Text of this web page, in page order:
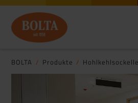
BOLTA Produkte